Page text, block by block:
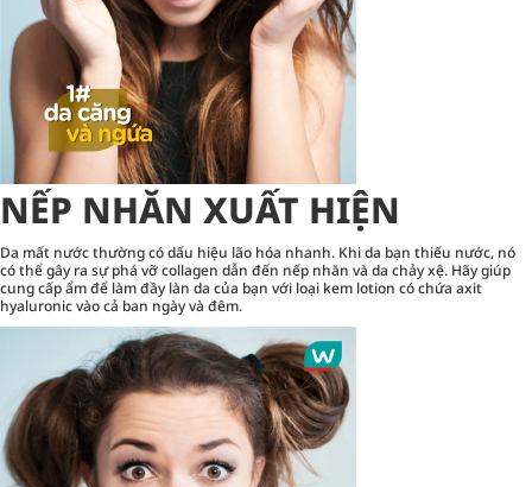
NẾP NHĂN XUẤT HIỆN
Da mất nước thường có dấu hiệu lão hóa nhanh. Khi da bạn thiếu nước, nó
có thể gây ra sự phá vỡ collagen dẫn đến nếp nhăn và da chảy xệ. Hãy giúp
cung cấp ẩm để làm đầy làn da của bạn với loại kem lotion có chứa axit
hyaluronic vào cả ban ngày và đêm.